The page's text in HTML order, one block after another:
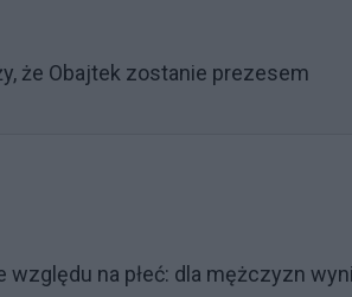
że Obajtek zostanie prezesem
na płeć: dla mężczyzn